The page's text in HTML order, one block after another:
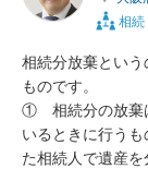
相続
相続分放棄とい
ものです。
①　相続分の放棄
いるときに行う
た相続人で遺産